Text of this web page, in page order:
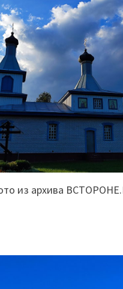
из архива